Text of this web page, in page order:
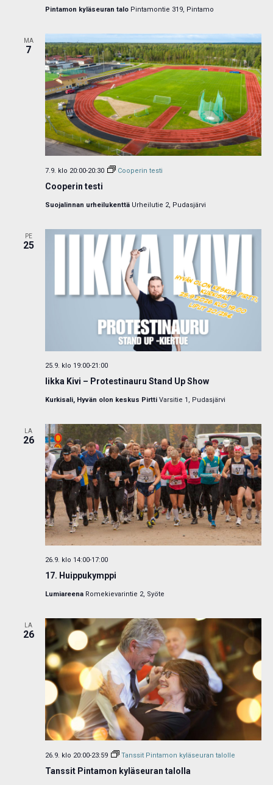
Pintamon kyläseuran talo Pintamontie 319, Pintamo
MA
7
Cooperin testi
7.9. klo 20:00-20:30 Cooperin testi
Suojalinnan urheilukenttä Urheilutie 2, Pudasjärvi
PE
25
Iikka Kivi – Protestinauru Stand Up Show
25.9. klo 19:00-21:00
Kurkisali, Hyvän olon keskus Pirtti Varsitie 1, Pudasjärvi
LA
26
17. Huippukymppi
26.9. klo 14:00-17:00
Lumiareena Romekievarintie 2, Syöte
LA
26
Tanssit Pintamon kyläseuran talolla
26.9. klo 20:00-23:59 Tanssit Pintamon kyläseuran talolle